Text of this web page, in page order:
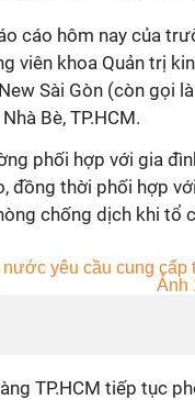
cáo hôm nay của
viên khoa Quản trị
Sài Gòn (còn gọi
Bè, TP.HCM.
phối hợp với gia
đồng thời phối hợp
chống dịch khi tổ
TP.HCM tiếp tục